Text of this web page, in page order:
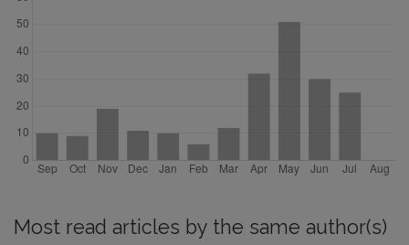
Most read articles by the same author(s)